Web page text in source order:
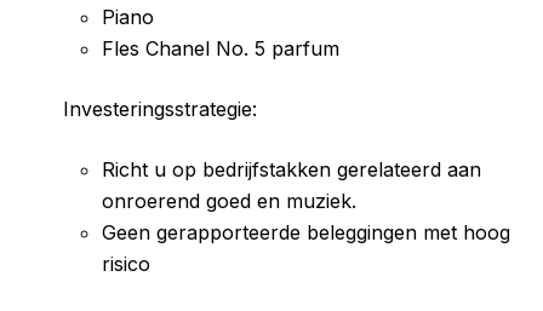
Piano
Fles Chanel No. 5 parfum
Investeringsstrategie:
Richt u op bedrijfstakken gerelateerd aan
onroerend goed en muziek.
Geen gerapporteerde beleggingen met hoog
risico